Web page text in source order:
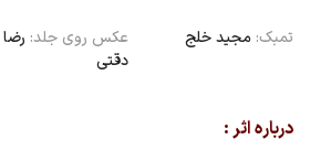
تمبک: مجید خلج عکس روی جلد: رضا
دقتی
درباره اثر :